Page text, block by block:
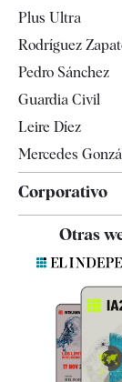
Televisión
Plus Ultra
Rodríguez
Pedro Sánchez
Guardia Civil
Leire Díez
Mercedes
Corporativo
Quiénes somos
Especificaciones
Otras